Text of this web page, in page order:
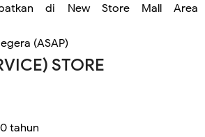
di New Store Mall Area
(ASAP)
STORE
tahun